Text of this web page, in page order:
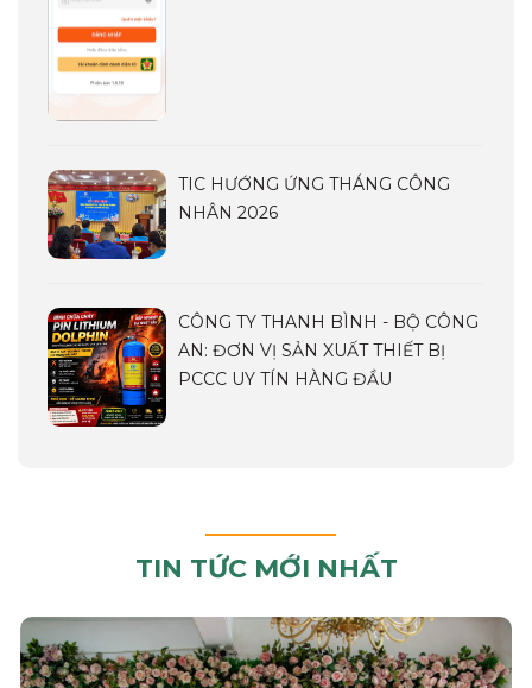
TIC HƯỚNG ỨNG THÁNG CÔNG
NHÂN 2026
CÔNG TY THANH BÌNH - BỘ CÔNG
AN: ĐƠN VỊ SẢN XUẤT THIẾT BỊ
PCCC UY TÍN HÀNG ĐẦU
TIN TỨC MỚI NHẤT